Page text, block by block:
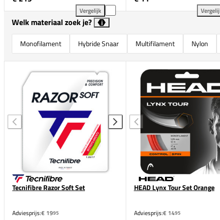
Vergelijk
Luxilon Alu Power Rough 220M toevoegen aan
Welk materiaal zoek je? i
Monofilament Hybride Snaar Multifilament Nylon
Tecnifibre Razor Soft Set
Adviesprijs:€ 1995
HEAD Lynx Tour Set Orange
Adviesprijs:€ 1495